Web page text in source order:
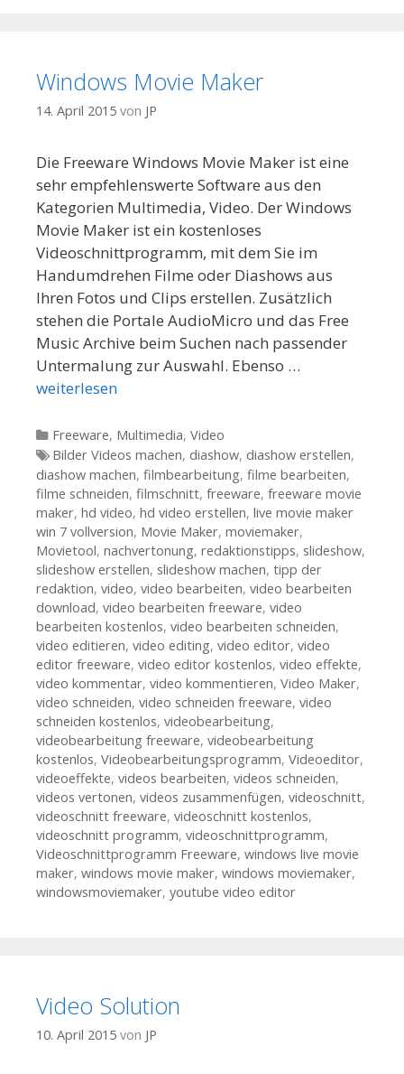
Windows Movie Maker
14. April 2015 von JP
Die Freeware Windows Movie Maker ist eine
sehr empfehlenswerte Software aus den
Kategorien Multimedia, Video. Der Windows
Movie Maker ist ein kostenloses
Videoschnittprogramm, mit dem Sie im
Handumdrehen Filme oder Diashows aus
Ihren Fotos und Clips erstellen. Zusätzlich
stehen die Portale AudioMicro und das Free
Music Archive beim Suchen nach passender
Untermalung zur Auswahl. Ebenso …
weiterlesen
Kategorien
Freeware, Multimedia, Video
Tags
Bilder Videos machen, diashow, diashow erstellen,
diashow machen, filmbearbeitung, filme bearbeiten,
filme schneiden, filmschnitt, freeware, freeware movie
maker, hd video, hd video erstellen, live movie maker
win 7 vollversion, Movie Maker, moviemaker,
Movietool, nachvertonung, redaktionstipps, slideshow,
slideshow erstellen, slideshow machen, tipp der
redaktion, video, video bearbeiten, video bearbeiten
download, video bearbeiten freeware, video
bearbeiten kostenlos, video bearbeiten schneiden,
video editieren, video editing, video editor, video
editor freeware, video editor kostenlos, video effekte,
video kommentar, video kommentieren, Video Maker,
video schneiden, video schneiden freeware, video
schneiden kostenlos, videobearbeitung,
videobearbeitung freeware, videobearbeitung
kostenlos, Videobearbeitungsprogramm, Videoeditor,
videoeffekte, videos bearbeiten, videos schneiden,
videos vertonen, videos zusammenfügen, videoschnitt,
videoschnitt freeware, videoschnitt kostenlos,
videoschnitt programm, videoschnittprogramm,
Videoschnittprogramm Freeware, windows live movie
maker, windows movie maker, windows moviemaker,
windowsmoviemaker, youtube video editor
Video Solution
10. April 2015 von JP